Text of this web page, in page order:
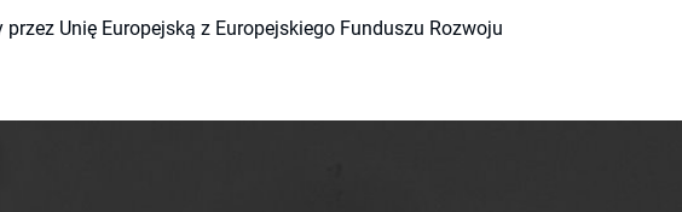
Unię Europejską z Europejskiego Funduszu Rozwoju